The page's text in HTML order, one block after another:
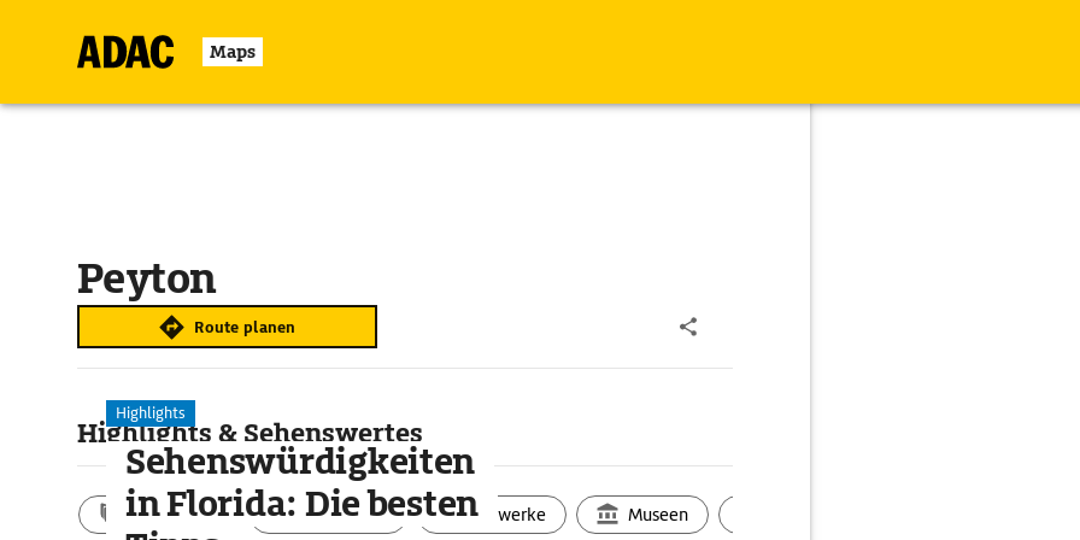
Maps
Peyton
Route planen
Highlights & Sehenswertes
Aktivitäten Landschaft Bauwerke Museen
Highlights
Sehenswürdigkeiten
in Florida: Die besten